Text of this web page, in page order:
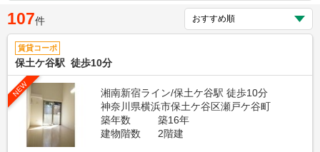
107件
賃貸コーポ
保土ケ谷駅 徒歩10分
NEW
湘南新宿ライン/保土ケ谷駅 徒歩10分
神奈川県横浜市保土ケ谷区瀬戸ケ谷町
築年数
築16年
建物階数
2階建